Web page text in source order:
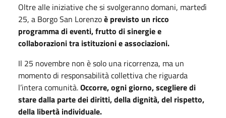
Oltre alle iniziative che si svolgeranno domani, martedì
25, a Borgo San Lorenzoè previsto un ricco
programma di eventi, frutto di sinergie e
collaborazioni tra istituzioni e associazioni.
Il 25 novembre non è solo una ricorrenza, ma un
momento di responsabilità collettiva che riguarda
l’intera comunità.Occorre, ogni giorno, scegliere di
stare dalla parte dei diritti, della dignità, del rispetto,
della libertà individuale.